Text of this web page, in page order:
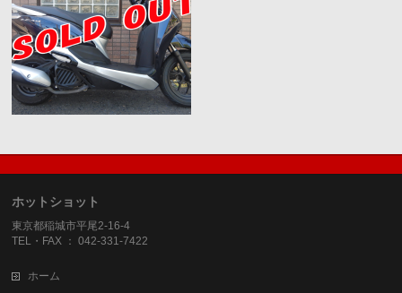
ホットショット
東京都稲城市平尾2-16-4
TEL・FAX ： 042-331-7422
ホーム